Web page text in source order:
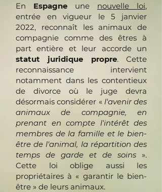
En Espagne une nouvelle loi,
entrée en vigueur le 5 janvier
2022, reconnaît les animaux de
compagnie comme des êtres à
part entière et leur accorde un
statut juridique propre. Cette
reconnaissance intervient
notamment dans les contentieux
de divorce où le juge devra
désormais considérer « l'avenir des
animaux de compagnie, en
prenant en compte l'intérêt des
membres de la famille et le bien-
être de l'animal, la répartition des
temps de garde et de soins ».
Cette loi oblige aussi les
propriétaires à « garantir le bien-
être » de leurs animaux.